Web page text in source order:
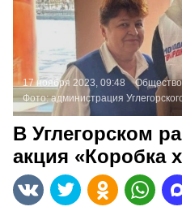
17 ноября 2023, 09:48
Общество
Фото:администрация
В Углегорском
акция «Коробка